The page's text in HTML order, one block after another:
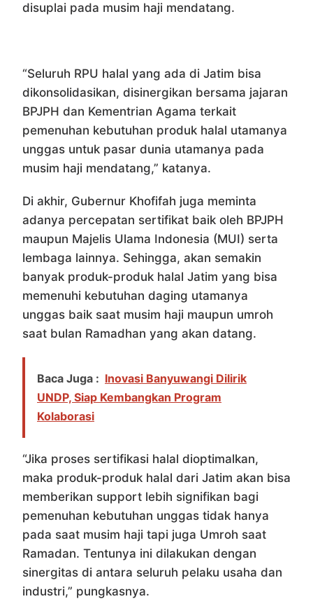
disuplai pada musim haji mendatang.
“Seluruh RPU halal yang ada di Jatim bisa
dikonsolidasikan, disinergikan bersama jajaran
BPJPH dan Kementrian Agama terkait
pemenuhan kebutuhan produk halal utamanya
unggas untuk pasar dunia utamanya pada
musim haji mendatang,” katanya.
Di akhir, Gubernur Khofifah juga meminta
adanya percepatan sertifikat baik oleh BPJPH
maupun Majelis Ulama Indonesia (MUI) serta
lembaga lainnya. Sehingga, akan semakin
banyak produk-produk halal Jatim yang bisa
memenuhi kebutuhan daging utamanya
unggas baik saat musim haji maupun umroh
saat bulan Ramadhan yang akan datang.
Baca Juga : Inovasi Banyuwangi Dilirik
UNDP, Siap Kembangkan Program
Kolaborasi
“Jika proses sertifikasi halal dioptimalkan,
maka produk-produk halal dari Jatim akan bisa
memberikan support lebih signifikan bagi
pemenuhan kebutuhan unggas tidak hanya
pada saat musim haji tapi juga Umroh saat
Ramadan. Tentunya ini dilakukan dengan
sinergitas di antara seluruh pelaku usaha dan
industri,” pungkasnya.